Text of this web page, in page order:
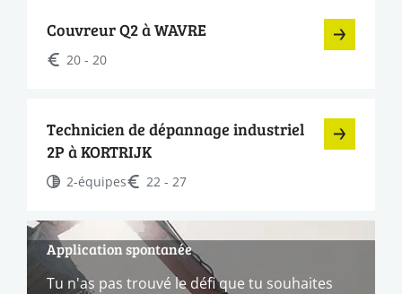
Couvreur Q2 à WAVRE
20 - 20
Technicien de dépannage industriel
2P à KORTRIJK
2-équipes 22 - 27
Application spontanée
Tu n'as pas trouvé le défi que tu souhaites